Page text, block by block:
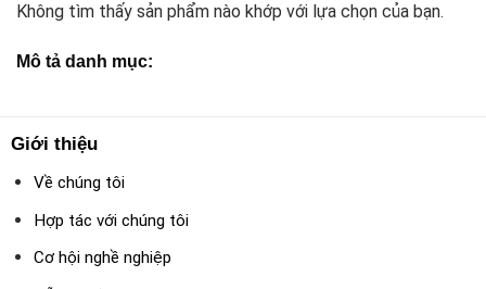
Không tìm thấy sản phẩm nào khớp với lựa chọn của bạn.
Mô tả danh mục:
Giới thiệu
Về chúng tôi
Hợp tác với chúng tôi
Cơ hội nghề nghiệp